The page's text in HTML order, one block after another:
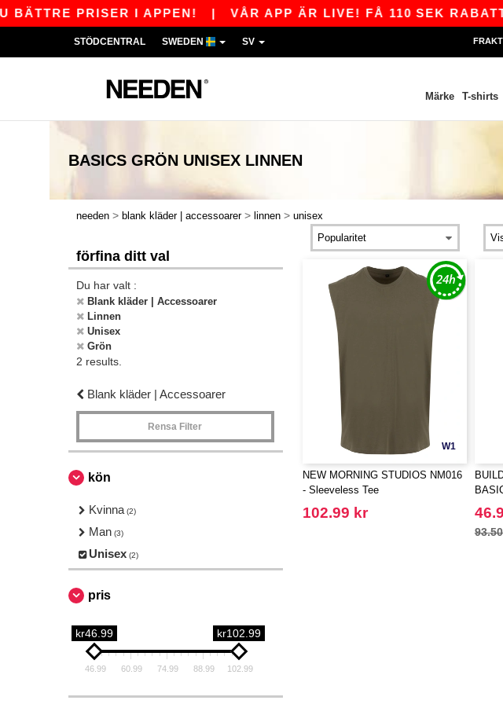
PRISER I APPEN!|VÅR APP ÄR LIVE! FÅ 110 SEK RABATT
STÖDCENTRAL SWEDEN SV
Märke T-shirts
BASICS GRÖN UNISEX LINNEN
needen > blank kläder | accessoarer > linnen > unisex
förfina ditt val
Du har valt :
Blank kläder | Accessoarer
Linnen
Unisex
Grön
2 results.
Blank kläder | Accessoarer
Rensa Filter
kön
Kvinna (2)
Man (3)
Unisex (2)
pris
kr46.99 kr102.99
46.99 60.99 74.99 88.99 102.99
W1
NEW MORNING STUDIOS NM016
- Sleeveless Tee
102.99 kr